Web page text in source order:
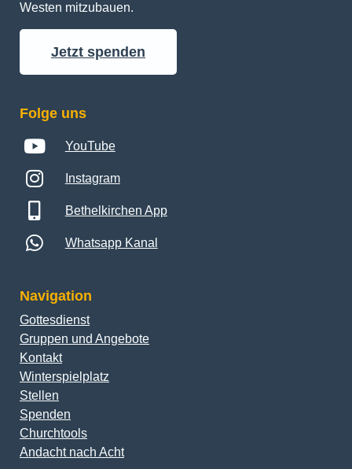
Westen mitzubauen.
Jetzt spenden
Folge uns
YouTube
Instagram
Bethelkirchen App
Whatsapp Kanal
Navigation
Gottesdienst
Gruppen und Angebote
Kontakt
Winterspielplatz
Stellen
Spenden
Churchtools
Andacht nach Acht